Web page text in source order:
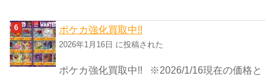
ポケカ強化買取中!!
2026年1月16日 に投稿された
ポケカ強化買取中!! ※2026/1/16現在の価格と